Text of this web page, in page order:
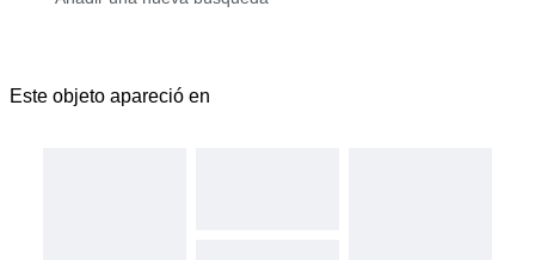
Este objeto apareció en